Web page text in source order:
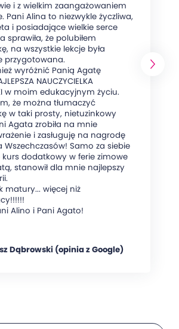
i z wielkim zaangażowaniem
Pani Alina to niezwykle życzliwa,
i posiadające wielkie serce
sprawiła, że polubiłem
na wszystkie lekcje była
przygotowana.
wyróżnić Panią Agatę
NAUCZYCIELKA
w moim edukacyjnym życiu.
że można tłumaczyć
w taki prosty, nietuzinkowy
Agata zrobiła na mnie
i zasługuję na nagrodę
Wszechczasów! Samo za siebie
kurs dodatkowy w ferie zimowe
stanowił dla mnie najlepszy
matury... więcej niż
Alino i Pani Agato!
Dąbrowski (opinia z Google)